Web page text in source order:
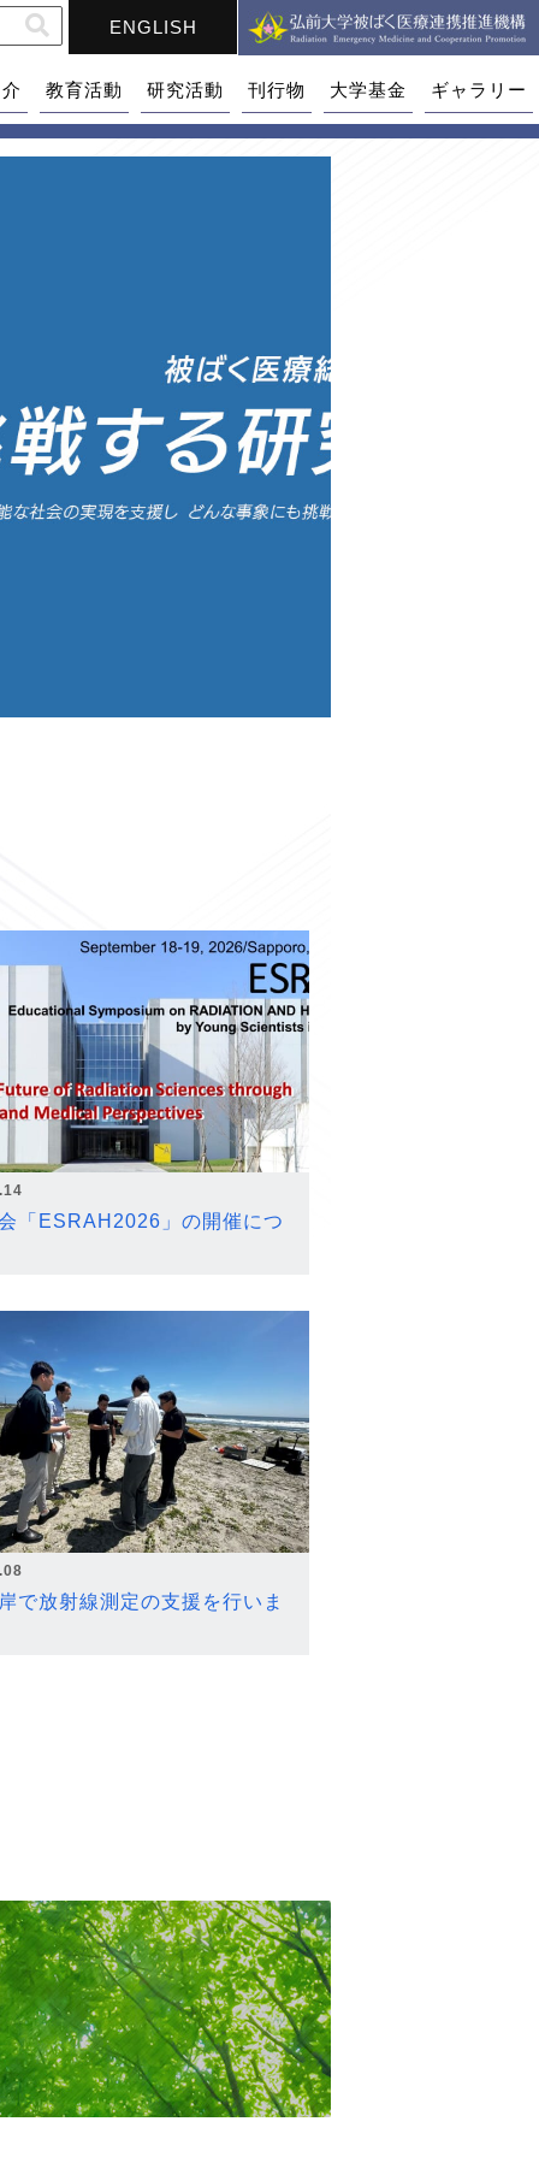
ENGLISH
教育活動 研究活動 刊行物 大学基金 ギャラリー
「ESRAH2026」の開催につ
で放射線測定の支援を行いま